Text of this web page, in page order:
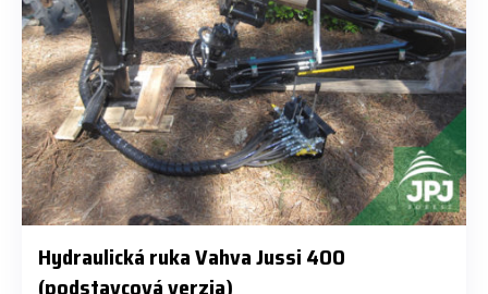
Hydraulická ruka Vahva Jussi 400